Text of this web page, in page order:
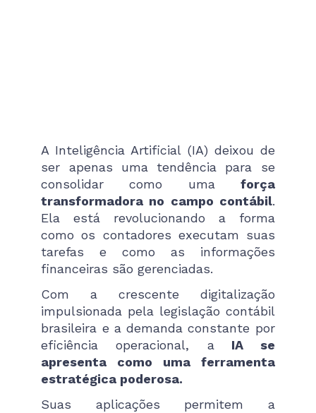
A Inteligência Artificial (IA) deixou de
ser apenas uma tendência para se
consolidar como uma força
transformadora no campo contábil.
Ela está revolucionando a forma
como os contadores executam suas
tarefas e como as informações
financeiras são gerenciadas.
Com a crescente digitalização
impulsionada pela legislação contábil
brasileira e a demanda constante por
eficiência operacional, aIA se
apresenta como uma ferramenta
estratégica poderosa.
Suas aplicações permitem a